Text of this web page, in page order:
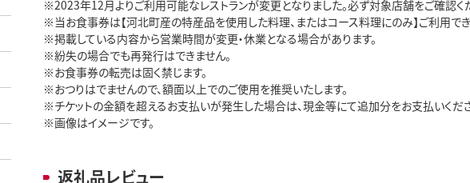
※2023年12月よりご利用可能なレストランが変更となりました。必ず対象店舗をご確認く
※当お食事券は【河北町産の特産品を使用した料理、またはコース料理にのみ】ご利用でき
※掲載している内容から営業時間が変更・休業となる場合があります。
※紛失の場合でも再発行はできません。
※お食事券の転売は固く禁じます。
※おつりはでませんので、額面以上でのご使用を推奨いたします。
※チケットの金額を超えるお支払いが発生した場合は、現金等にて追加分をお支払いくださ
※画像はイメージです。
返礼品レビュー